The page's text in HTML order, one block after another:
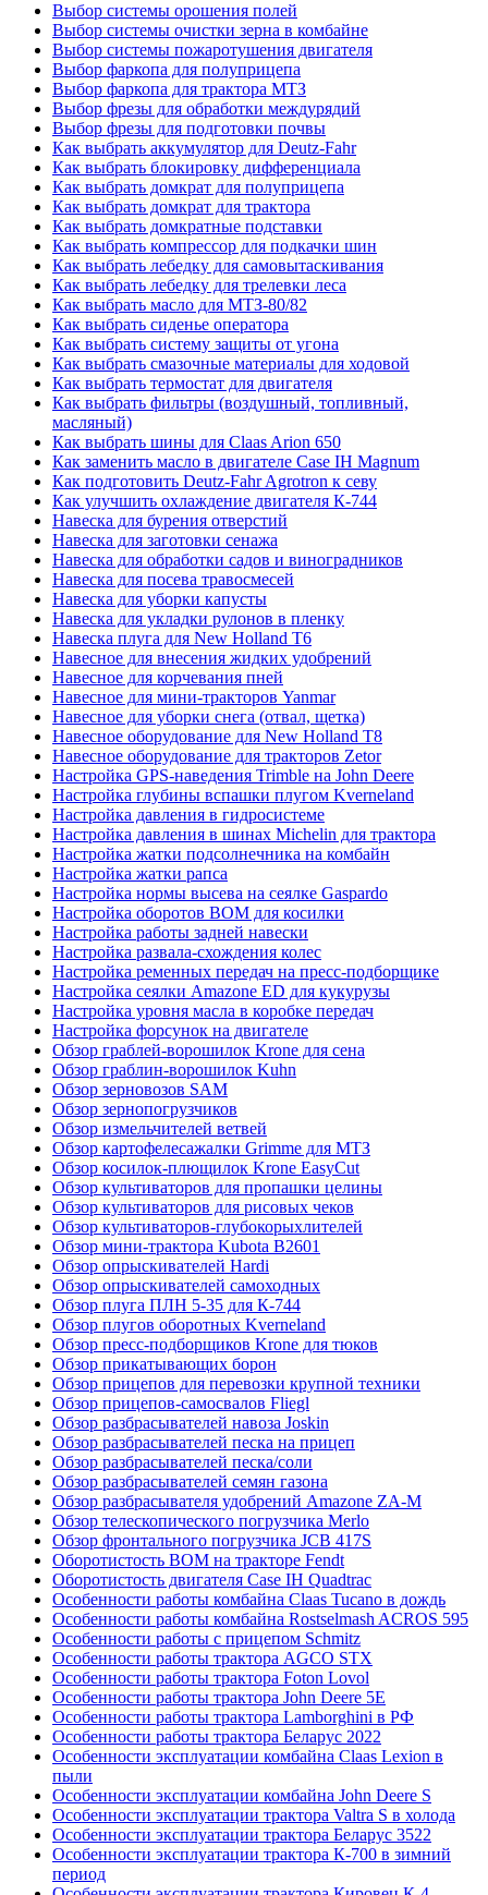
Выбор системы орошения полей
Выбор системы очистки зерна в комбайне
Выбор системы пожаротушения двигателя
Выбор фаркопа для полуприцепа
Выбор фаркопа для трактора МТЗ
Выбор фрезы для обработки междурядий
Выбор фрезы для подготовки почвы
Как выбрать аккумулятор для Deutz-Fahr
Как выбрать блокировку дифференциала
Как выбрать домкрат для полуприцепа
Как выбрать домкрат для трактора
Как выбрать домкратные подставки
Как выбрать компрессор для подкачки шин
Как выбрать лебедку для самовытаскивания
Как выбрать лебедку для трелевки леса
Как выбрать масло для МТЗ-80/82
Как выбрать сиденье оператора
Как выбрать систему защиты от угона
Как выбрать смазочные материалы для ходовой
Как выбрать термостат для двигателя
Как выбрать фильтры (воздушный, топливный,
масляный)
Как выбрать шины для Claas Arion 650
Как заменить масло в двигателе Case IH Magnum
Как подготовить Deutz-Fahr Agrotron к севу
Как улучшить охлаждение двигателя К-744
Навеска для бурения отверстий
Навеска для заготовки сенажа
Навеска для обработки садов и виноградников
Навеска для посева травосмесей
Навеска для уборки капусты
Навеска для укладки рулонов в пленку
Навеска плуга для New Holland T6
Навесное для внесения жидких удобрений
Навесное для корчевания пней
Навесное для мини-тракторов Yanmar
Навесное для уборки снега (отвал, щетка)
Навесное оборудование для New Holland T8
Навесное оборудование для тракторов Zetor
Настройка GPS-наведения Trimble на John Deere
Настройка глубины вспашки плугом Kverneland
Настройка давления в гидросистеме
Настройка давления в шинах Michelin для трактора
Настройка жатки подсолнечника на комбайн
Настройка жатки рапса
Настройка нормы высева на сеялке Gaspardo
Настройка оборотов ВОМ для косилки
Настройка работы задней навески
Настройка развала-схождения колес
Настройка ременных передач на пресс-подборщике
Настройка сеялки Amazone ED для кукурузы
Настройка уровня масла в коробке передач
Настройка форсунок на двигателе
Обзор граблей-ворошилок Krone для сена
Обзор граблин-ворошилок Kuhn
Обзор зерновозов SAM
Обзор зернопогрузчиков
Обзор измельчителей ветвей
Обзор картофелесажалки Grimme для МТЗ
Обзор косилок-плющилок Krone EasyCut
Обзор культиваторов для пропашки целины
Обзор культиваторов для рисовых чеков
Обзор культиваторов-глубокорыхлителей
Обзор мини-трактора Kubota B2601
Обзор опрыскивателей Hardi
Обзор опрыскивателей самоходных
Обзор плуга ПЛН 5-35 для К-744
Обзор плугов оборотных Kverneland
Обзор пресс-подборщиков Krone для тюков
Обзор прикатывающих борон
Обзор прицепов для перевозки крупной техники
Обзор прицепов-самосвалов Fliegl
Обзор разбрасывателей навоза Joskin
Обзор разбрасывателей песка на прицеп
Обзор разбрасывателей песка/соли
Обзор разбрасывателей семян газона
Обзор разбрасывателя удобрений Amazone ZA-M
Обзор телескопического погрузчика Merlo
Обзор фронтального погрузчика JCB 417S
Оборотистость ВОМ на тракторе Fendt
Оборотистость двигателя Case IH Quadtrac
Особенности работы комбайна Claas Tucano в дождь
Особенности работы комбайна Rostselmash ACROS 595
Особенности работы с прицепом Schmitz
Особенности работы трактора AGCO STX
Особенности работы трактора Foton Lovol
Особенности работы трактора John Deere 5E
Особенности работы трактора Lamborghini в РФ
Особенности работы трактора Беларус 2022
Особенности эксплуатации комбайна Claas Lexion в
пыли
Особенности эксплуатации комбайна John Deere S
Особенности эксплуатации трактора Valtra S в холода
Особенности эксплуатации трактора Беларус 3522
Особенности эксплуатации трактора К-700 в зимний
период